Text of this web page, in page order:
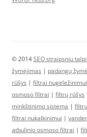
© 2014SEO straipsniu
žymėjimas | padangų
rūšys | filtrai nugeležinimui
osmoso filtrai | filtrų rūšys
minkštinimo sistema |
filtrai nukalkinimui |
atbulinio osmoso filtrai |